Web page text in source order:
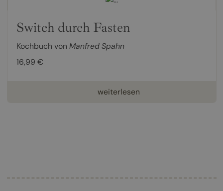
Switch durch Fasten
Kochbuch von Manfred Spahn
16,99 €
weiterlesen